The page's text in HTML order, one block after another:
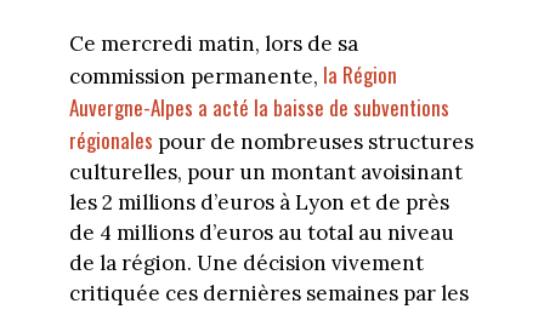
Ce mercredi matin, lors de sa
commission permanente, la Région
Auvergne-Alpes a acté la baisse de subventions
régionales pour de nombreuses structures
culturelles, pour un montant avoisinant
les 2 millions d’euros à Lyon et de près
de 4 millions d’euros au total au niveau
de la région. Une décision vivement
critiquée ces dernières semaines par les